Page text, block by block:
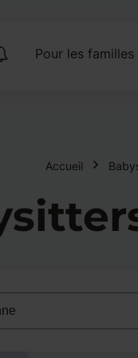
Pour les familles
Accueil